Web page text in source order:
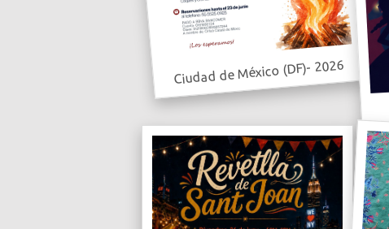
Ciudad de México (DF)- 2026